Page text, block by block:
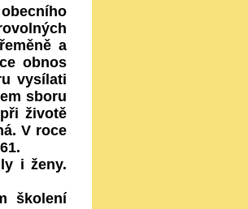
a
obnos
vysílati
sboru
životě
V roce
i ženy.
školení